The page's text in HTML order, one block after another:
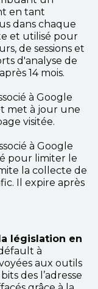
en tant
dans chaque
et utilisé pour
de sessions et
d'analyse de
14 mois.
à Google
met à jour une
visitée.
à Google
pour limiter le
la collecte de
Il expire après
législation en
à
aux outils
des l’adresse